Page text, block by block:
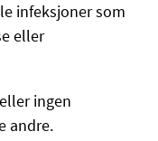
infeksjoner som
eller
ingen
andre.